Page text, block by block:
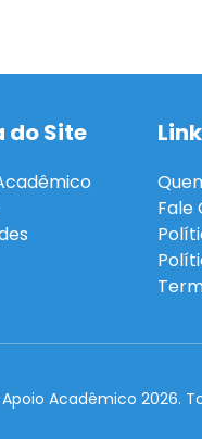
do Site
Fale
Acadêmico 2026.